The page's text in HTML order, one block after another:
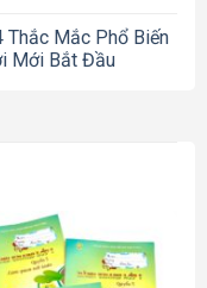
Thắc Mắc Phổ Biến
Mới Bắt Đầu